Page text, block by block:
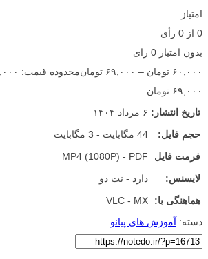
امتیاز
0 از 0 رأی
بدون امتیاز 0 رای
۶۰,۰۰۰ تومان – ۶۹,۰۰۰ تومان
۶۹,۰۰۰ تومان
تاریخ انتشار: ۶ مرداد ۱۴۰۴
حجم فایل:
44 مگابایت - 3 مگابایت
فرمت فایل
MP4 (1080P) - PDF
لایسنس:
دارد - نت دو
هماهنگی با:
VLC - MX
دسته: آموزش های پیانو